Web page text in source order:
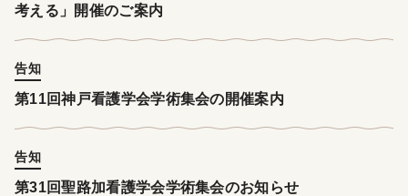
考える」開催のご案内
告知
第11回神戸看護学会学術集会の開催案内
告知
第31回聖路加看護学会学術集会のお知らせ